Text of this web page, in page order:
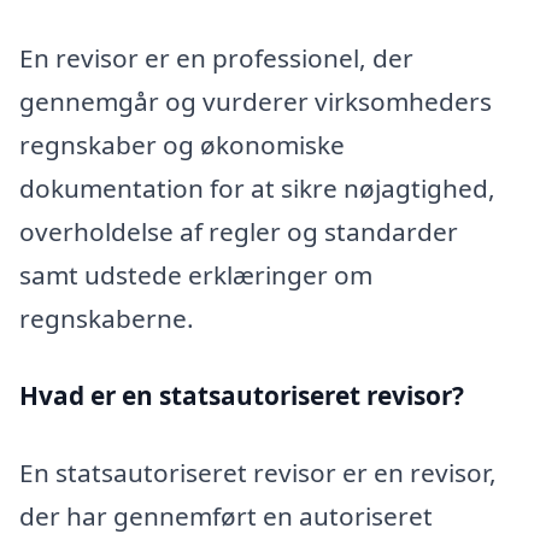
En revisor er en professionel, der
gennemgår og vurderer virksomheders
regnskaber og økonomiske
dokumentation for at sikre nøjagtighed,
overholdelse af regler og standarder
samt udstede erklæringer om
regnskaberne.
Hvad er en statsautoriseret revisor?
En statsautoriseret revisor er en revisor,
der har gennemført en autoriseret